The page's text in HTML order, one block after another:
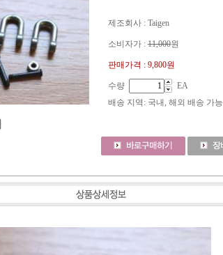
제조회사 : Taigen
소비자가 : 11,000원
판매가격 : 9,800원
수량
EA
배송 지역 : 국내, 해외 배송 가능